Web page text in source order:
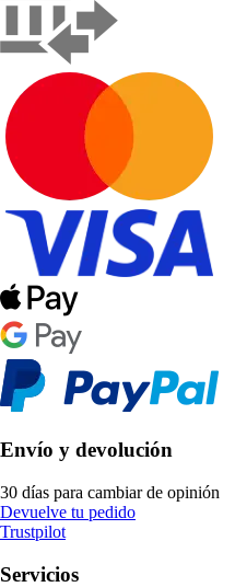
Envío y devolución
30 días para cambiar de opinión
Devuelve tu pedido
Trustpilot
Servicios